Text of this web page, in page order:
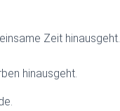
Zeit hinausgeht.
hinausgeht.